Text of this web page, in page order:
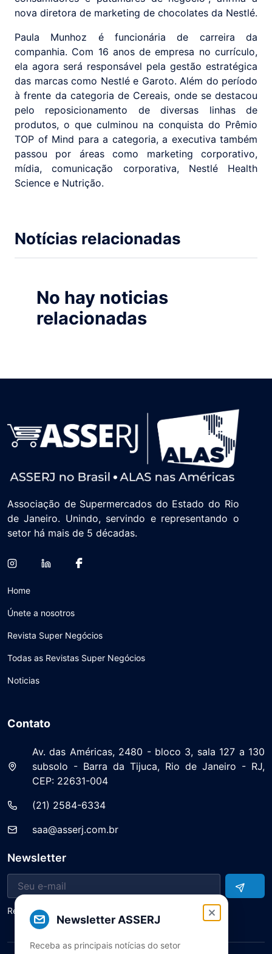
nova diretora de marketing de chocolates da Nestlé.
Paula Munhoz é funcionária de carreira da
companhia. Com 16 anos de empresa no currículo,
ela agora será responsável pela gestão estratégica
das marcas como Nestlé e Garoto. Além do período
à frente da categoria de Cereais, onde se destacou
pelo reposicionamento de diversas linhas de
produtos, o que culminou na conquista do Prêmio
TOP of Mind para a categoria, a executiva também
passou por áreas como marketing corporativo,
mídia, comunicação corporativa, Nestlé Health
Science e Nutrição.
Notícias relacionadas
No hay noticias
relacionadas
Newsletter ASSERJ
Receba as principais notícias do setor
Associação de Supermercados do Estado do Rio
de Janeiro. Unindo, servindo e representando o
setor há mais de 5 décadas.
Home
Únete a nosotros
Revista Super Negócios
Todas as Revistas Super Negócios
Noticias
Contato
Av. das Américas, 2480 - bloco 3, sala 127 a 130
subsolo - Barra da Tijuca, Rio de Janeiro - RJ,
CEP: 22631-004
(21) 2584-6334
saa@asserj.com.br
Newsletter
Receba notícias e atualizações do setor